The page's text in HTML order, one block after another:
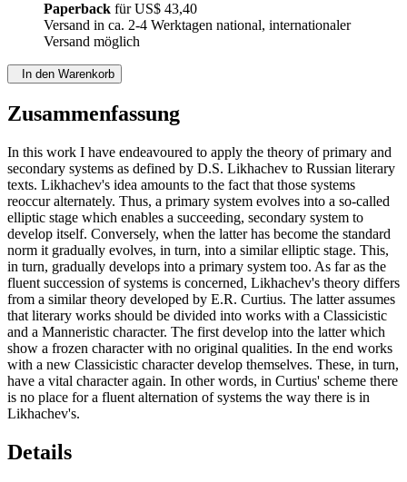
Paperback fürUS$ 43,40
Versand in ca. 2-4 Werktagen national, internationaler
Versand möglich
In den Warenkorb
Zusammenfassung
In this work I have endeavoured to apply the theory of primary and
secondary systems as defined by D.S. Likhachev to Russian literary
texts. Likhachev's idea amounts to the fact that those systems
reoccur alternately. Thus, a primary system evolves into a so-called
elliptic stage which enables a succeeding, secondary system to
develop itself. Conversely, when the latter has become the standard
norm it gradually evolves, in turn, into a similar elliptic stage. This,
in turn, gradually develops into a primary system too. As far as the
fluent succession of systems is concerned, Likhachev's theory differs
from a similar theory developed by E.R. Curtius. The latter assumes
that literary works should be divided into works with a Classicistic
and a Manneristic character. The first develop into the latter which
show a frozen character with no original qualities. In the end works
with a new Classicistic character develop themselves. These, in turn,
have a vital character again. In other words, in Curtius' scheme there
is no place for a fluent alternation of systems the way there is in
Likhachev's.
Details